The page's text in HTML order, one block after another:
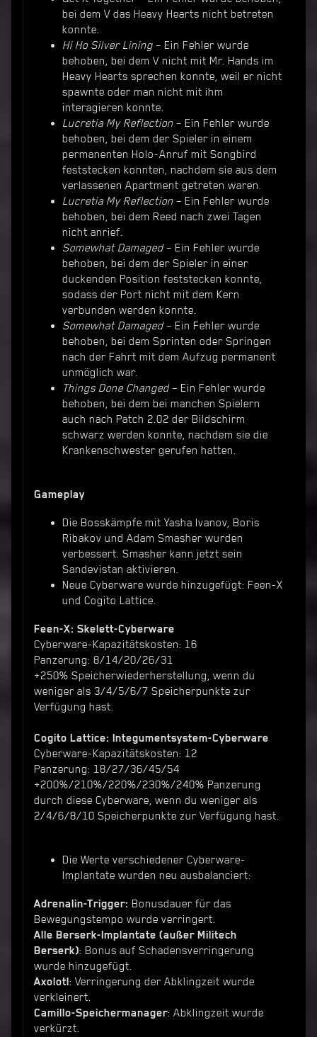
bei dem V das Heavy Hearts nicht betreten
konnte.
Hi Ho Silver Lining – Ein Fehler wurde
behoben, bei dem V nicht mit Mr. Hands im
Heavy Hearts sprechen konnte, weil er nicht
spawnte oder man nicht mit ihm
interagieren konnte.
Lucretia My Reflection – Ein Fehler wurde
behoben, bei dem der Spieler in einem
permanenten Holo-Anruf mit Songbird
feststecken konnten, nachdem sie aus dem
verlassenen Apartment getreten waren.
Lucretia My Reflection – Ein Fehler wurde
behoben, bei dem Reed nach zwei Tagen
nicht anrief.
Somewhat Damaged– Ein Fehler wurde
behoben, bei dem der Spieler in einer
duckenden Position feststecken konnte,
sodass der Port nicht mit dem Kern
verbunden werden konnte.
Somewhat Damaged– Ein Fehler wurde
behoben, bei dem Sprinten oder Springen
nach der Fahrt mit dem Aufzug permanent
unmöglich war.
Things Done Changed– Ein Fehler wurde
behoben, bei dem bei manchen Spielern
auch nach Patch 2.02 der Bildschirm
schwarz werden konnte, nachdem sie die
Krankenschwester gerufen hatten.
Gameplay
Die Bosskämpfe mit Yasha Ivanov, Boris
Ribakov und Adam Smasher wurden
verbessert. Smasher kann jetzt sein
Sandevistan aktivieren.
Neue Cyberware wurde hinzugefügt: Feen-X
und Cogito Lattice.
Feen-X: Skelett-Cyberware
Cyberware-Kapazitätskosten: 16
Panzerung: 8/14/20/26/31
+250% Speicherwiederherstellung, wenn du
weniger als 3/4/5/6/7 Speicherpunkte zur
Verfügung hast.
Cogito Lattice: Integumentsystem-Cyberware
Cyberware-Kapazitätskosten: 12
Panzerung: 18/27/36/45/54
+200%/210%/220%/230%/240% Panzerung
durch diese Cyberware, wenn du weniger als
2/4/6/8/10 Speicherpunkte zur Verfügung hast.
Die Werte verschiedener Cyberware-
Implantate wurden neu ausbalanciert:
Adrenalin-Trigger: Bonusdauer für das
Bewegungstempo wurde verringert.
Alle Berserk-Implantate (außer Militech
Berserk): Bonus auf Schadensverringerung
wurde hinzugefügt.
Axolotl: Verringerung der Abklingzeit wurde
verkleinert.
Camillo-Speichermanager: Abklingzeit wurde
verkürzt.